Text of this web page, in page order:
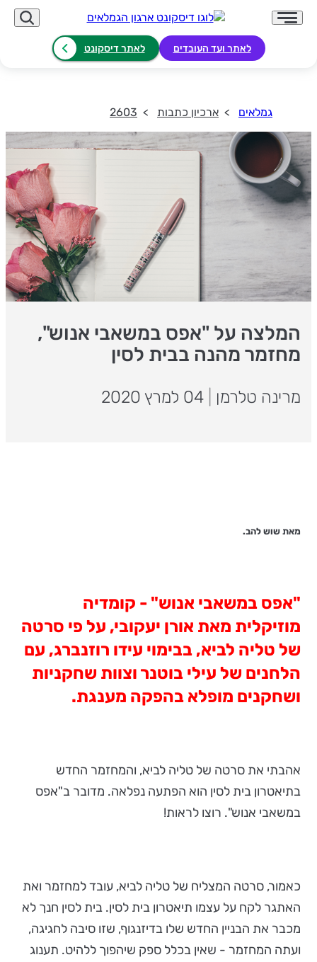
לאתר ועד העובדים לאתר דיסקונט
גמלאים ארכיון כתבות 2603
המלצה על "אפס במשאבי אנוש",
מחזמר מהנה בבית לסין
מרינה טלרמן
מאת שוש להב.
"אפס במשאבי אנוש" - קומדיה
מוזיקלית מאת אורן יעקובי, על פי סרטה
של טליה לביא, בבימוי עידו רוזנברג, עם
הלחנים של עילי בוטנר וצוות שחקניות
ושחקנים מופלא בהפקה מענגת.
אהבתי את סרטה של טליה לביא, והמחזמר החדש
בתיאטרון בית לסין הוא הפתעה נפלאה. מדובר ב"אפס
במשאבי אנוש". רוצו לראות!
כאמור, סרטה המצליח של טליה לביא, עובד למחזמר ואת
האתגר לקח על עצמו תיאטרון בית לסין. בית לסין חנך לא
מכבר את הבניין החדש שלו בדיזנגוף, שזו סיבה לחגיגה,
ועתה המחזמר - שאין בכלל ספק שיהפוך ללהיט. תענוג